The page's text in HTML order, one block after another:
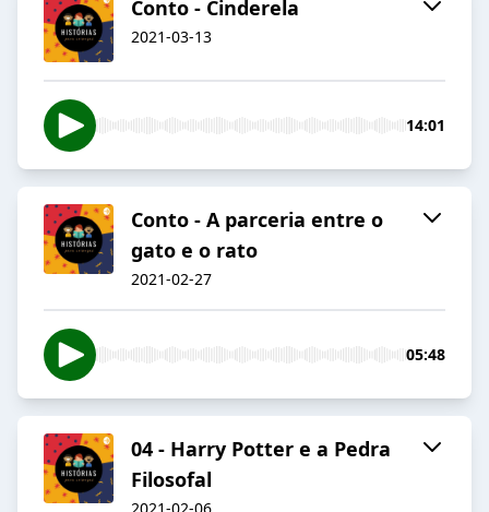
Conto - Cinderela
2021-03-13
14:01
Conto - A parceria entre o
gato e o rato
2021-02-27
05:48
04 - Harry Potter e a Pedra
Filosofal